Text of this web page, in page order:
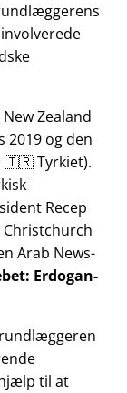
Zealand
2019 og den
🇹🇷 Tyrkiet).
Recep
Christchurch
Arab News-
Erdogan-
til at